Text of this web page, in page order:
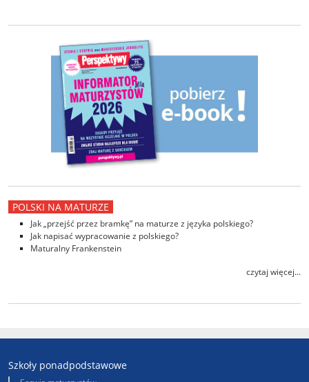
POLSKI NA MATURZE
Jak „przejść przez bramkę” na maturze z języka polskiego?
Jak napisać wypracowanie z polskiego?
Maturalny Frankenstein
czytaj więcej...
Szkoły ponadpodstawowe